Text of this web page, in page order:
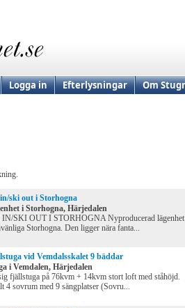
Logga in Efterlysningar Om
ski out i Storhogna
i Storhogna, Härjedalen
SKI OUT I STORHOGNA Nyproducerad
Storhogna. Den ligger nära fanta...
vid Vemdalsskalet 9 bäddar
i Vemdalen, Härjedalen
fjällstuga på 76kvm + 14kvm stort loft med ståhöjd.
4 sovrum med 9 sängplatser (Sovru...